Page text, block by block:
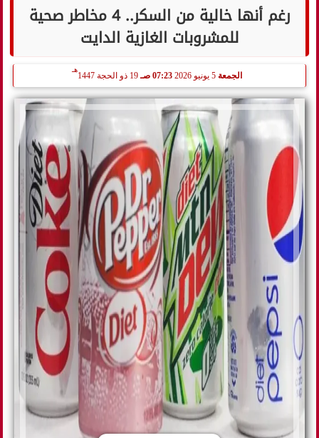
رغم أنها خالية من السكر.. 4 مخاطر صحية
للمشروبات الغازية الدايت
الجمعة 5 يونيو 2026 07:23 صـ 19 ذو الحجة 1447
هـ